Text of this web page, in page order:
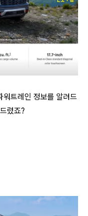
워트레인 정보를 알려드
렸죠?